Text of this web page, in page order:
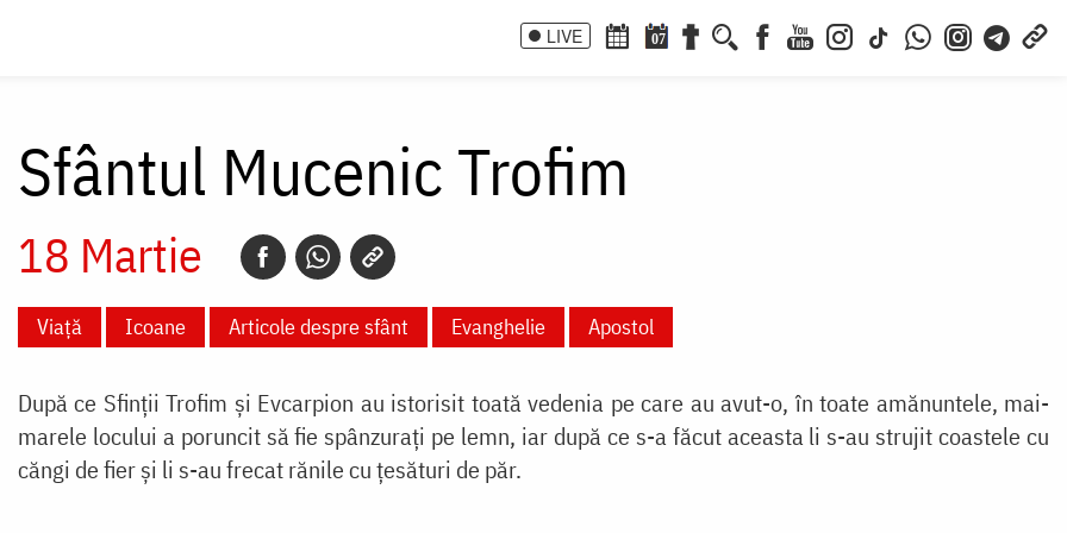
LIVE 07
Sfântul Mucenic Trofim
18 Martie
Viață Icoane Articole despre sfânt Evanghelie Apostol
După ce Sfinții Trofim și Evcarpion au istorisit toată vedenia pe care au avut-o, în toate amănuntele, mai-
marele locului a poruncit să fie spânzurați pe lemn, iar după ce s-a făcut aceasta li s-au strujit coastele cu
căngi de fier și li s-au frecat rănile cu țesături de păr.